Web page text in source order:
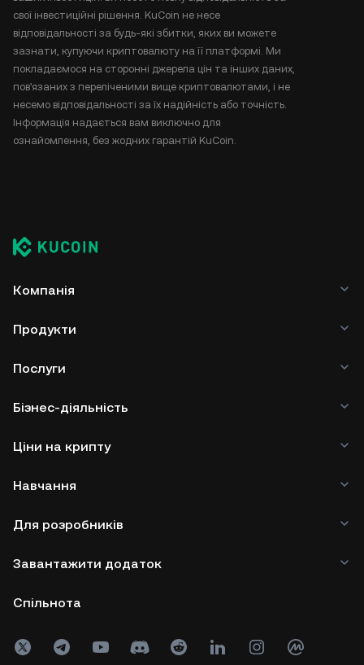
свої інвестиційні рішення. KuCoin не несе
відповідальності за будь-які збитки, яких ви можете
зазнати, купуючи криптовалюту на її платформі. Ми
покладаємося на сторонні джерела цін та інших даних,
пов'язаних з переліченими вище криптовалютами, і не
несемо відповідальності за їх надійність або точність.
Інформація надається вам виключно для
ознайомлення, без жодних гарантій KuCoin.
Компанія
Продукти
Послуги
Бізнес-діяльність
Ціни на крипту
Навчання
Для розробників
Завантажити додаток
Спільнота